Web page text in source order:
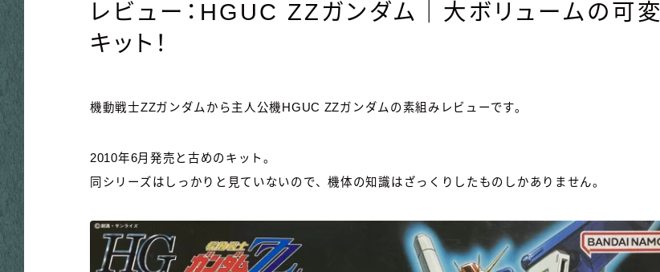
レビュー：HGUC ZZガンダム｜大ボリュームの可変
キット！
機動戦士ZZガンダムから主人公機HGUC ZZガンダムの素組みレビューです。
2010年6月発売と古めのキット。
同シリーズはしっかりと見ていないので、機体の知識はざっくりしたものしかありません。